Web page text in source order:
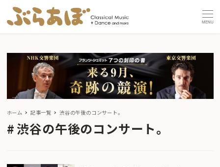
MENU
ホーム 記事一覧 渋谷の午後のコンサート。
渋谷の午後のコンサート。